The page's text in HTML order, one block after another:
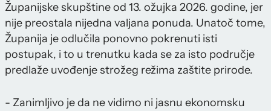
Županijske skupštine od 13. ožujka 2026. godine, jer
nije preostala nijedna valjana ponuda. Unatoč tome,
Županija je odlučila ponovno pokrenuti isti
postupak, i to u trenutku kada se za isto područje
predlaže uvođenje strožeg režima zaštite prirode.
- Zanimljivo je da ne vidimo ni jasnu ekonomsku